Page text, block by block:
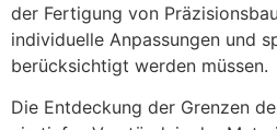
der Fertigung von
individuelle Anpassungen und
berücksichtigt werden müssen.
Die Entdeckung der Grenzen